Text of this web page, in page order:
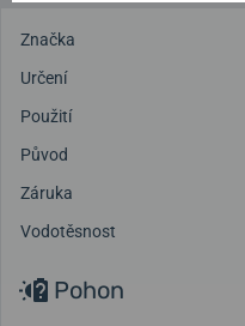
Značka
Určení
Použití
Původ
Záruka
Vodotěsnost
Pohon